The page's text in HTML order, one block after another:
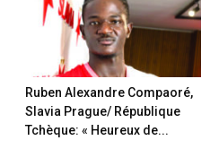
Ruben Alexandre Compaoré,
Slavia Prague/ République
Tchèque: « Heureux de...